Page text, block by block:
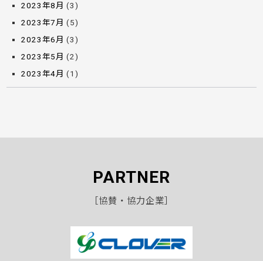
2023年8月 (3)
2023年7月 (5)
2023年6月 (3)
2023年5月 (2)
2023年4月 (1)
PARTNER
［協賛・協力企業］